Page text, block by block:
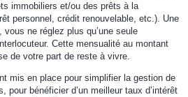
immobiliers et/ou des prêts à la
personnel, crédit renouvelable, etc.). Une
ne réglez plus qu’une seule
Cette mensualité au montant
de votre part de reste à vivre.
mis en place pour simplifier la gestion de
pour bénéficier d’un meilleur taux d’intérêt